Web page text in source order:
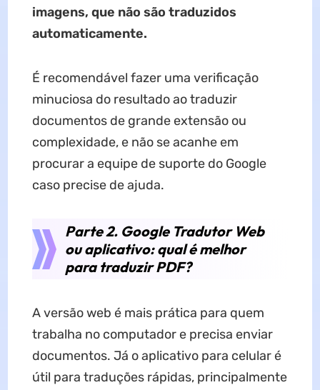
imagens, que não são traduzidos
automaticamente.
É recomendável fazer uma verificação
minuciosa do resultado ao traduzir
documentos de grande extensão ou
complexidade, e não se acanhe em
procurar a equipe de suporte do Google
caso precise de ajuda.
Parte 2. Google Tradutor Web
ou aplicativo: qual é melhor
para traduzir PDF?
A versão web é mais prática para quem
trabalha no computador e precisa enviar
documentos. Já o aplicativo para celular é
útil para traduções rápidas, principalmente